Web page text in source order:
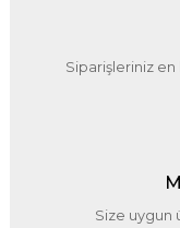
Siparişleriniz en
Size uygun